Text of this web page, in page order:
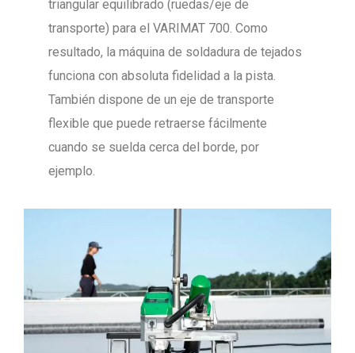
triangular equilibrado (ruedas/eje de
transporte) para el VARIMAT 700. Como
resultado, la máquina de soldadura de tejados
funciona con absoluta fidelidad a la pista.
También dispone de un eje de transporte
flexible que puede retraerse fácilmente
cuando se suelda cerca del borde, por
ejemplo.